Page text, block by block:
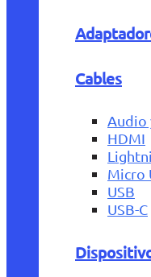
Cables
Audio
HDMI
Micro
USB
USB-C